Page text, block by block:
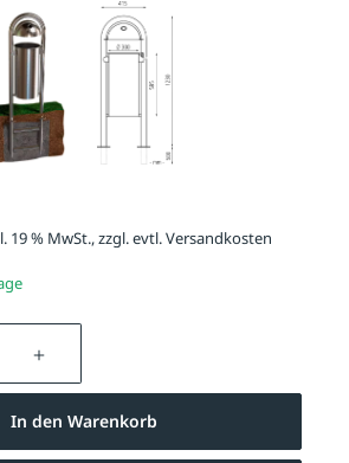
19 % MwSt., zzgl. evtl.Versandkosten
Gib den
In den Warenkorb